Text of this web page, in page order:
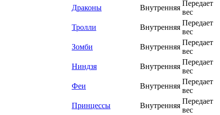
Драконы
Внутренняя
Передает
вес
Тролли
Внутренняя
Передает
вес
Зомби
Внутренняя
Передает
вес
Ниндзя
Внутренняя
Передает
вес
Феи
Внутренняя
Передает
вес
Принцессы
Внутренняя
Передает
вес